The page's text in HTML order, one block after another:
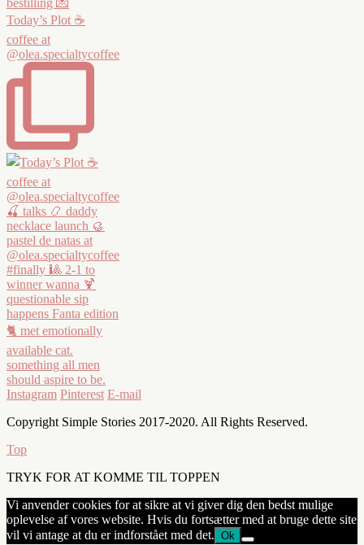
Today’s Plot ☕️
coffee at
@olea.specialtycoffee
Instagram Pinterest E-mail
Copyright Simple Stories 2017-2020. All Rights Reserved.
Top
TRYK FOR AT KOMME TIL TOPPEN
Vi anvender cookies for at sikre at vi giver dig den bedst mulige
oplevelse af vores website. Hvis du fortsætter med at bruge dette site
vil vi antage at du er indforstået med det. Ok